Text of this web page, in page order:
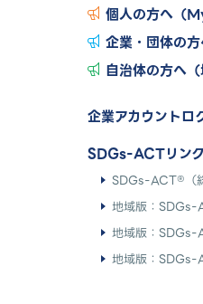
個人の方へ（
企業・団体の
自治体の方へ（
企業アカウントロ
SDGs-ACTリンク
SDGs-ACT®（
地域版：
地域版：SDGs-
地域版：SDGs-